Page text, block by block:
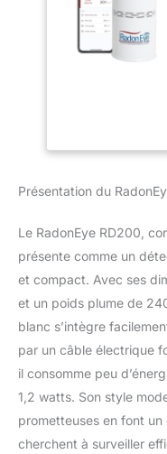
Présentation du
Le RadonEye RD200,
présente comme un
et compact. Avec ses
et un poids plume de
blanc s’intègre
par un câble électrique
il consomme peu
1,2 watts. Son style
prometteuses en font
cherchent à surveiller